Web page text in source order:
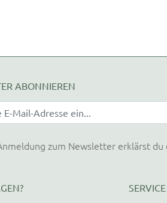
ABONNIEREN
zum Newsletter erklärst
SERVICE